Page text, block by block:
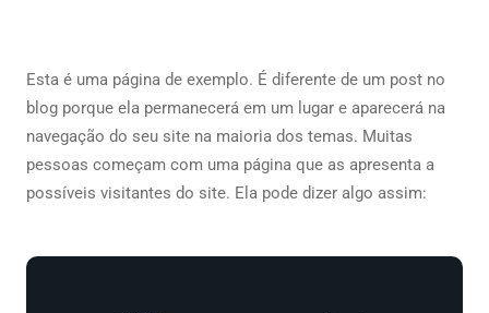
Esta é uma página de exemplo. É diferente de um post no
blog porque ela permanecerá em um lugar e aparecerá na
navegação do seu site na maioria dos temas. Muitas
pessoas começam com uma página que as apresenta a
possíveis visitantes do site. Ela pode dizer algo assim: